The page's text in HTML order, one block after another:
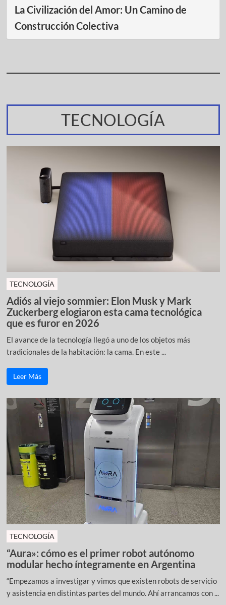
La Civilización del Amor: Un Camino de
Construcción Colectiva
TECNOLOGÍA
TECNOLOGÍA
Adiós al viejo sommier: Elon Musk y Mark
Zuckerberg elogiaron esta cama tecnológica
que es furor en 2026
El avance de la tecnología llegó a uno de los objetos más
tradicionales de la habitación: la cama. En este ...
Leer Más
TECNOLOGÍA
“Aura»: cómo es el primer robot autónomo
modular hecho íntegramente en Argentina
“Empezamos a investigar y vimos que existen robots de servicio
y asistencia en distintas partes del mundo. Ahí arrancamos con ...